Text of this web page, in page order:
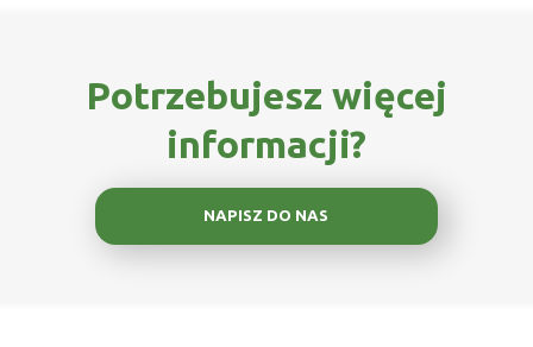
Potrzebujesz więcej
informacji?
NAPISZ DO NAS